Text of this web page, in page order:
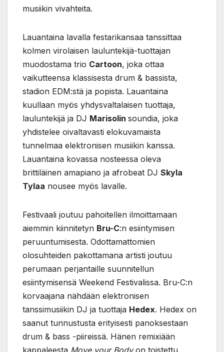
musiikin vivahteita.
Lauantaina lavalla festarikansaa tanssittaa
kolmen virolaisen lauluntekijä-tuottajan
muodostama trio Cartoon, joka ottaa
vaikutteensa klassisesta drum & bassista,
stadion EDM:stä ja popista. Lauantaina
kuullaan myös yhdysvaltalaisen tuottaja,
lauluntekijä ja DJ Marisolin soundia, joka
yhdistelee oivaltavasti elokuvamaista
tunnelmaa elektronisen musiikin kanssa.
Lauantaina kovassa nosteessa oleva
brittiläinen amapiano ja afrobeat DJ Skyla
Tylaa nousee myös lavalle.
Festivaali joutuu pahoitellen ilmoittamaan
aiemmin kiinnitetyn Bru-C:n esiintymisen
peruuntumisesta. Odottamattomien
olosuhteiden pakottamana artisti joutuu
perumaan perjantaille suunnitellun
esiintymisensä Weekend Festivalissa. Bru-C:n
korvaajana nähdään elektronisen
tanssimusiikin DJ ja tuottaja Hedex. Hedex on
saanut tunnustusta erityisesti panoksestaan
drum & bass -piireissä. Hänen remixiään
kappaleesta Move your Bodyon toistettu